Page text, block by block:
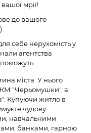
мрії!
до вашого
себе нерухомість у
агентства
міста. У нього
"Черьомушки", а
Купуючи житло в
чудову
навчальними
банками, гарною